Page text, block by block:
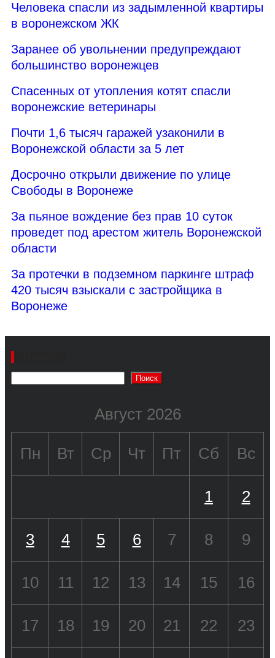
Человека спасли из задымленной квартиры
в воронежском ЖК
Заранее об увольнении предупреждают
большинство воронежцев
Спасенных от утопления котят спасли
воронежские ветеринары
Почти 1,6 тысяч гаражей узаконили в
Воронежской области за 5 лет
Досрочно открыли движение по улице
Свободы в Воронеже
За пьяное вождение без прав 10 суток
проведет под арестом житель Воронежской
области
За протечки в подземном паркинге штраф
420 тысяч взыскали с застройщика в
Воронеже
Поиск
Август 2026
Пн Вт Ср Чт Пт Сб Вс
1 2
3 4 5 6 7 8 9
10 11 12 13 14 15 16
17 18 19 20 21 22 23